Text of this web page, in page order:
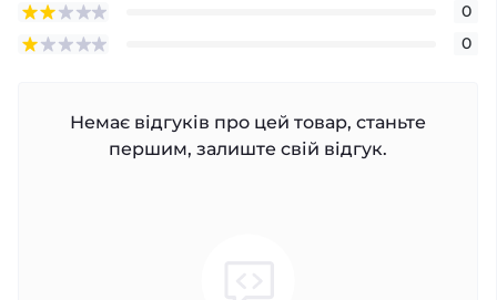
0
0
Немає відгуків про цей товар, станьте
першим, залиште свій відгук.